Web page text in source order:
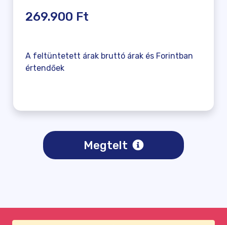
269.900 Ft
A feltüntetett árak bruttó árak és Forintban
értendőek
Megtelt